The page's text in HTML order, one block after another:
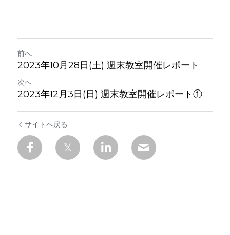
前へ
2023年10月28日(土) 週末教室開催レポート
次へ
2023年12月3日(日) 週末教室開催レポート①
サイトへ戻る